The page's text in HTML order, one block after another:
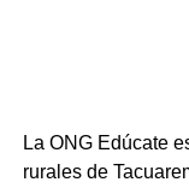
La ONG Edúcate
rurales de